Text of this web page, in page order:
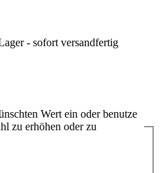
- sofort versandfertig
Wert ein oder benutze
zu erhöhen oder zu